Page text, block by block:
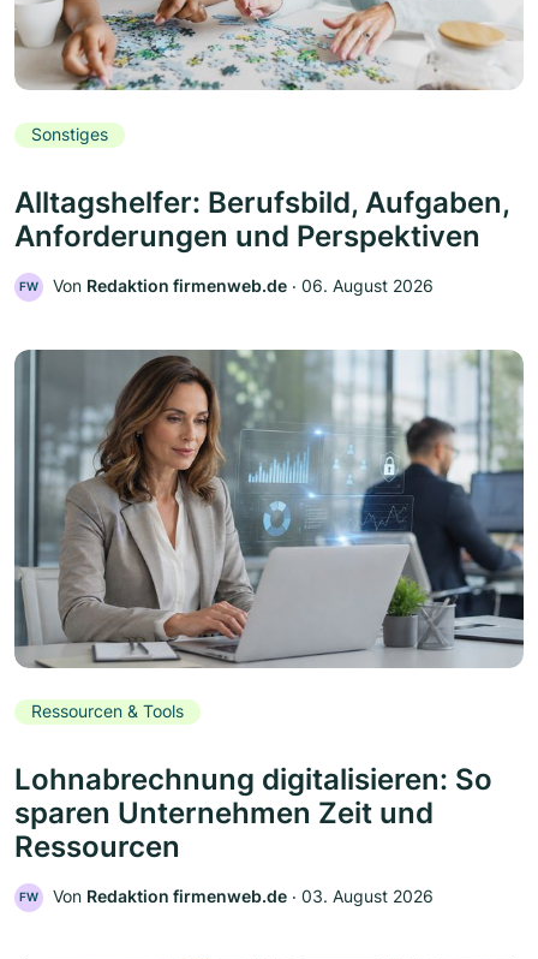
Sonstiges
Alltagshelfer: Berufsbild, Aufgaben,
Anforderungen und Perspektiven
FW Von Redaktion firmenweb.de ‧ 06. August 2026
Ressourcen & Tools
Lohnabrechnung digitalisieren: So
sparen Unternehmen Zeit und
Ressourcen
FW Von Redaktion firmenweb.de ‧ 03. August 2026